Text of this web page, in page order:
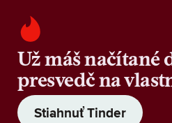
Už máš načítané
presvedč na
Stiahnuť Tinder